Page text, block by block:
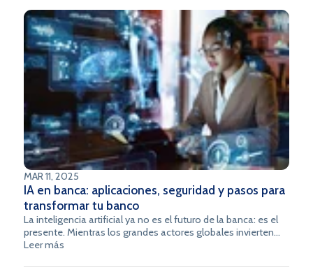
esta tecnología para el sector en el 2022.
MAR 11, 2025
IA en banca: aplicaciones, seguridad y pasos para
transformar tu banco
La inteligencia artificial ya no es el futuro de la banca: es el
presente. Mientras los grandes actores globales invierten
miles de millones, los bancos latinoamericanos descubren
transforma la seguridad, la atención al cliente y la
Leer más